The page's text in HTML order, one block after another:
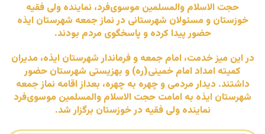
حجت الاسلام والمسلمین موسوی‌فرد، نماینده ولی فقیه
خوزستان و مسئولان شهرستانی در نماز جمعه شهرستان ایذه
حضور پیدا کرده و پاسخگوی مردم بودند.
در این میز خدمت، امام جمعه و فرماندار شهرستان ایذه، مدیران
کمیته امداد امام خمینی(ره) و بهزیستی شهرستان حضور
داشتند. دیدار مردمی و چهره به چهره، بعداز اقامه نماز جمعه
شهرستان ایذه به امامت حجت الاسلام والمسلمین موسوی‌فرد
نماینده ولی فقیه در خوزستان برگزار شد.